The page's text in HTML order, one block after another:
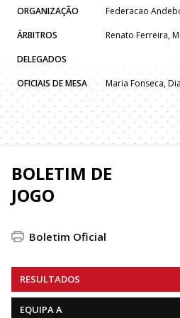
ORGANIZAÇÃO
Federacao
ÁRBITROS
Renato Ferreira,
DELEGADOS
OFICIAIS DE MESA
Maria Fonseca,
BOLETIM DE
JOGO
Boletim Oficial
RESULTADOS
EQUIPA A